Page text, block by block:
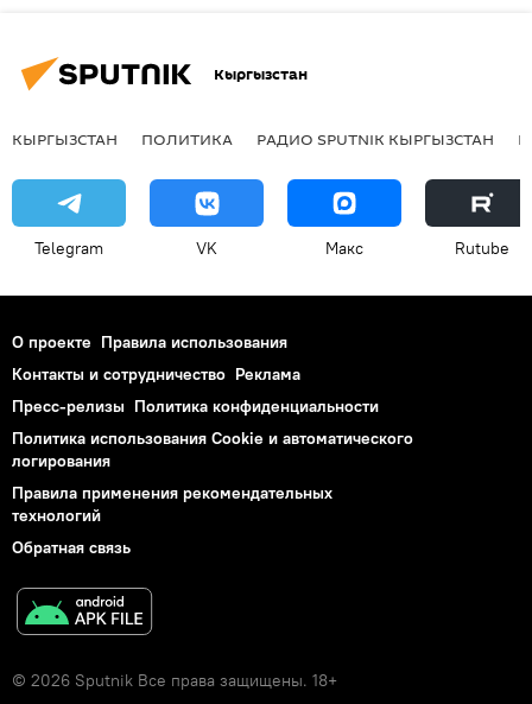
Кыргызстан
КЫРГЫЗСТАН ПОЛИТИКА РАДИО SPUTNIK КЫРГЫЗСТАН
Telegram VK Макс Rutube
О проекте Правила использования
Контакты и сотрудничество Реклама
Пресс-релизы Политика конфиденциальности
Политика использования Cookie и автоматического
логирования
Правила применения рекомендательных
технологий
Обратная связь
© 2026 Sputnik Все права защищены. 18+